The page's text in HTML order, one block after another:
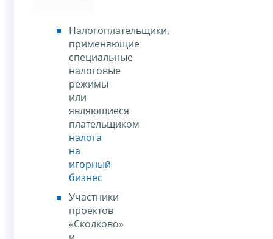
Налогоплательщики,
применяющие
специальные
налоговые
режимы
или
являющиеся
плательщиком
налога
на
игорный
бизнес
Участники
проектов
«Сколково»